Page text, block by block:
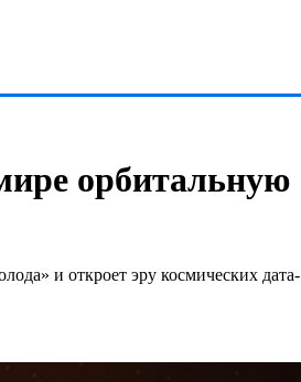
орбитальную
и откроет эру космических дата-